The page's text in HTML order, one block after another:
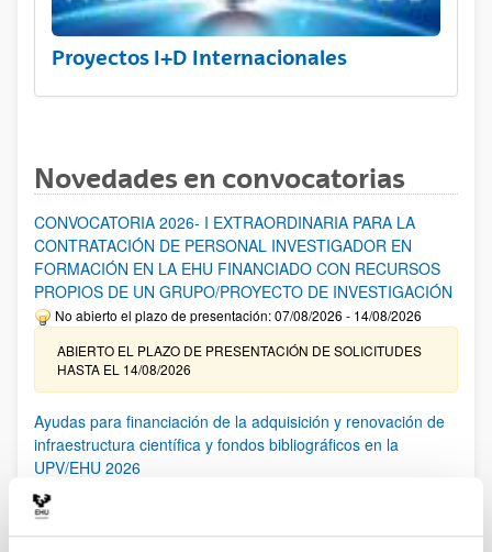
Proyectos I+D Internacionales
Novedades en convocatorias
CONVOCATORIA 2026- I EXTRAORDINARIA PARA LA
CONTRATACIÓN DE PERSONAL INVESTIGADOR EN
FORMACIÓN EN LA EHU FINANCIADO CON RECURSOS
PROPIOS DE UN GRUPO/PROYECTO DE INVESTIGACIÓN
No abierto el plazo de presentación: 07/08/2026 - 14/08/2026
ABIERTO EL PLAZO DE PRESENTACIÓN DE SOLICITUDES
HASTA EL 14/08/2026
Ayudas para financiación de la adquisición y renovación de
infraestructura científica y fondos bibliográficos en la
UPV/EHU 2026